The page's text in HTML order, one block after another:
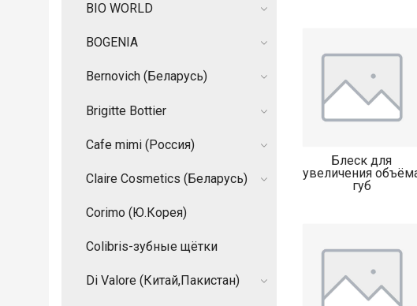
Блеск для
увеличения
губ
BIO WORLD
BOGENIA
Bernovich (Беларусь)
Brigitte Bottier
Cafe mimi (Россия)
Claire Cosmetics (Беларусь)
Corimo (Ю.Корея)
Colibris-зубные щётки
Di Valore (Китай,Пакистан)